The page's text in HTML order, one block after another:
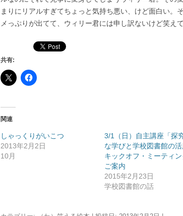
まりにリアルすぎてちょっと気持ち悪い、けど面白い。
メっぷりが出てて、ウィリー君には申し訳ないけど笑え
共有:
関連
しゃっくりがいこつ
2013年2月2日
10月
3/1（日）自主講座「探
な学びと学校図書館の活
キックオフ・ミーティ
ご案内
2015年2月23日
学校図書館の話